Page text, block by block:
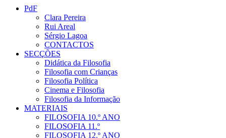
PdF
Clara Pereira
Rui Areal
Sérgio Lagoa
CONTACTOS
SECÇÕES
Didática da Filosofia
Filosofia com Crianças
Filosofia Política
Cinema e Filosofia
Filosofia da Informação
MATERIAIS
FILOSOFIA 10.º ANO
FILOSOFIA 11.º
FILOSOFIA 12.º ANO